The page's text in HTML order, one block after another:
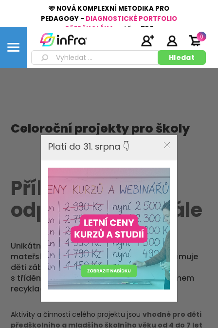
🩷 NOVÁ KOMPLEXNÍ METODIKA PRO
PEDAGOGY - DIAGNOSTICKÉ PORTFOLIO
PŘEDŠKOLÁKA
Více ZDE
0
Celoroční projekty pro školy
Příběh
odpadkového krále
Unikátní celoroční projekt pro celé třídy
mateřských a základních škol, který seznamuje
děti zábavnou, ale hlavně reálnou formou
s tříděním a zpracováním odpadů, významem
recyklace a ochrany životního prostředí.
Aktivity a činnosti celého projektu jsouvhodné pro děti
předškolního a mladšího školního věku od 4 do 7 let
Platí do 31. srpna 👇